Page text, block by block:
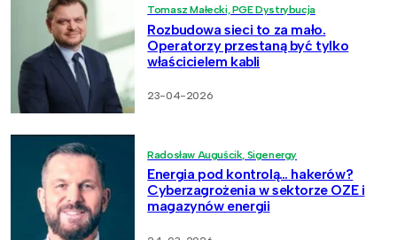
Tomasz Małecki, PGE Dystrybucja
Rozbudowa sieci to za mało.
Operatorzy przestaną być tylko
właścicielem kabli
23-04-2026
Radosław Auguścik, Sigenergy
Energia pod kontrolą… hakerów?
Cyberzagrożenia w sektorze OZE i
magazynów energii